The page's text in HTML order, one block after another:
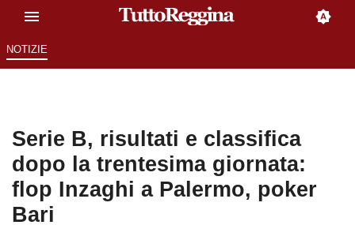
NOTIZIE
Serie B, risultati e classifica
dopo la trentesima giornata:
flop Inzaghi a Palermo, poker
Bari